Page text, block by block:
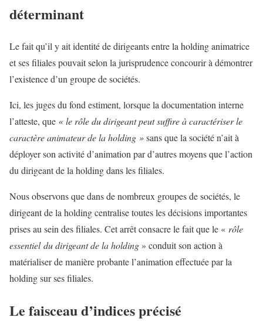
déterminant
Le fait qu’il y ait identité de dirigeants entre la holding animatrice
et ses filiales pouvait selon la jurisprudence concourir à démontrer
l’existence d’un groupe de sociétés.
Ici, les juges du fond estiment, lorsque la documentation interne
l’atteste, que « le rôle du dirigeant peut suffire à caractériser le
caractère animateur de la holding »sans que la société n’ait à
déployer son activité d’animation par d’autres moyens que l’action
du dirigeant de la holding dans les filiales.
Nous observons que dans de nombreux groupes de sociétés, le
dirigeant de la holding centralise toutes les décisions importantes
prises au sein des filiales. Cet arrêt consacre le fait que le « rôle
essentiel du dirigeant de la holding » conduit son action à
matérialiser de manière probante l’animation effectuée par la
holding sur ses filiales.
Le faisceau d’indices précisé